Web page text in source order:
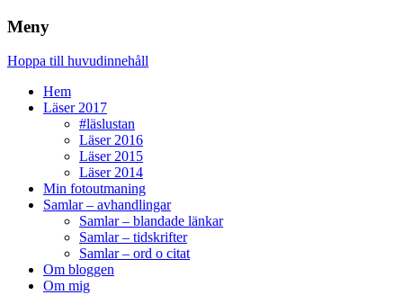
Meny
Hoppa till huvudinnehåll
Hem
Läser 2017
#läslustan
Läser 2016
Läser 2015
Läser 2014
Min fotoutmaning
Samlar – avhandlingar
Samlar – blandade länkar
Samlar – tidskrifter
Samlar – ord o citat
Om bloggen
Om mig